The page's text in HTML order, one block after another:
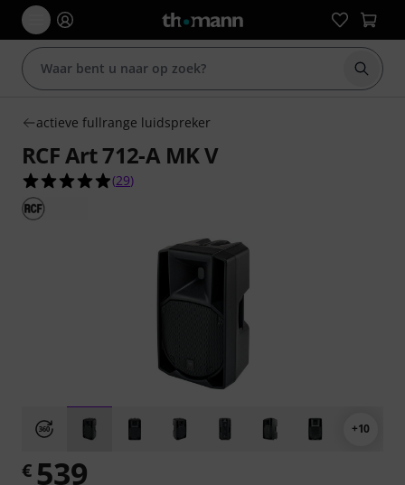
Zoek
actieve fullrange luidspreker
RCF Art 712-A MK V
4.9 van de 5 sterren van 29 klantbeoordelingen
(29)
+10
€ 539